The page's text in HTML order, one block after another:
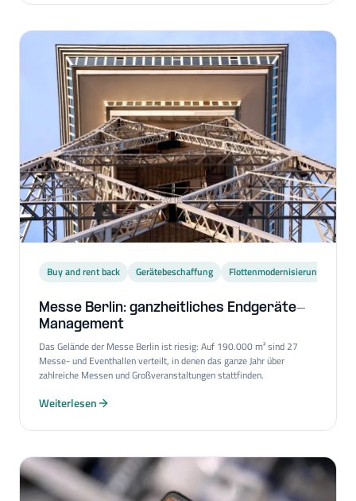
mit positivem Effekt auf Effizienz und Nutzerzufriedenheit im
Buy and rent back Gerätebeschaffung Flottenmodernisierung
Messe Berlin: ganzheitliches Endgeräte-​
Management
Das Gelände der Messe Berlin ist riesig: Auf 190.000 m² sind 27
Messe- und Eventhallen verteilt, in denen das ganze Jahr über
zahlreiche Messen und Großveranstaltungen stattfinden.
Weiterlesen